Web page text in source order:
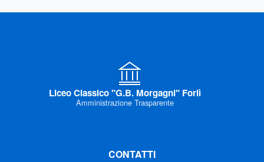
Liceo Classico "G.B. Morgagni" Forlì
Amministrazione Trasparente
CONTATTI